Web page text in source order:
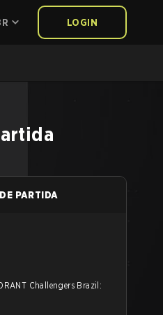
LOGIN
PARTIDA
Challengers Brazil: